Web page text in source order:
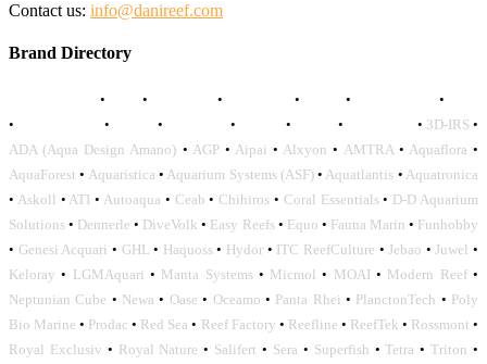
Contact us: info@danireef.com
Brand Directory
• • • • • •
•
• • • • • • 3D-IRS •
ADA (Aqua Design Amano) • AGP• Aipai • Alxyon • AMTRA• Aquaflora •
AquaForest • Aquaristica • Aquarium Systems (ASF)• Aquatlantis • Aquatronica
• Askoll • ATI • Autoaqua • Ceab • Chihiros • Coral Essentials• D-D Aquarium
Solutions • Dennerle • DiveVolk • Easy Reefs• Equo • Fauna Marin • Funhobby
• Genesi Acquari • GHL • Haquoss• Hydor • ITC ReefCulture •Jebao •Juwel •
Keloray • LGMAquari • Manta Systems• Micmol • MOAI • Modern Reef•
Neptunian Cube • Newa • Oase • Oceamo • Panta Rhei • PlanctonTech • Poly
Bio Marine • Prodac • Red Sea • Reef Factory • Reefline • ReefTek • Rossmont •
Royal Exclusiv • Royal Nature • Salifert • Sera • Superfish •Tetra •Triton •